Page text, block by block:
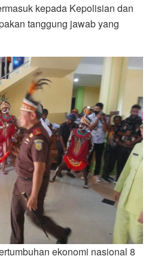
kepada Kepolisian dan
tanggung jawab yang
ekonomi nasional 8